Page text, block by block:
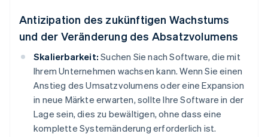
Antizipation des zukünftigen Wachstums
und der Veränderung des Absatzvolumens
Skalierbarkeit: Suchen Sie nach Software, die mit
Ihrem Unternehmen wachsen kann. Wenn Sie einen
Anstieg des Umsatzvolumens oder eine Expansion
in neue Märkte erwarten, sollte Ihre Software in der
Lage sein, dies zu bewältigen, ohne dass eine
komplette Systemänderung erforderlich ist.